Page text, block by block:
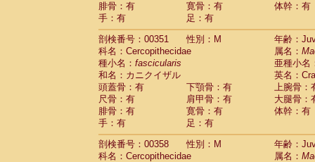
腓骨：有
寛骨：有
体幹：有
手：有
足：有
剖検番号：00351
性別：M
年齢：
科名：Cercopithecidae
属名：
種小名： fascicularis
亜種小名
和名：カニクイザル
英名：
頭蓋骨：有
下顎骨：有
上腕骨：
尺骨：有
肩甲骨：有
大腿骨：
腓骨：有
寛骨：有
体幹：有
手：有
足：有
剖検番号：00358
性別：M
年齢：
科名：Cercopithecidae
属名：